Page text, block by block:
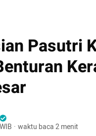
Pasutri
· waktu baca 2 menit